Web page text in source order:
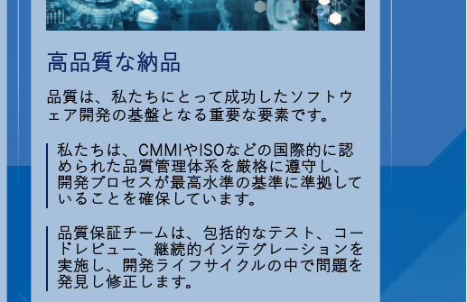
高品質な納品
品質は、私たちにとって成功したソフトウ
ェア開発の基盤となる重要な要素です。
私たちは、CMMIやISOなどの国際的に認
められた品質管理体系を厳格に遵守し、
開発プロセスが最高水準の基準に準拠して
いることを確保しています。
品質保証チームは、包括的なテスト、コー
ドレビュー、継続的インテグレーションを
実施し、開発ライフサイクルの中で問題を
発見し修正します。